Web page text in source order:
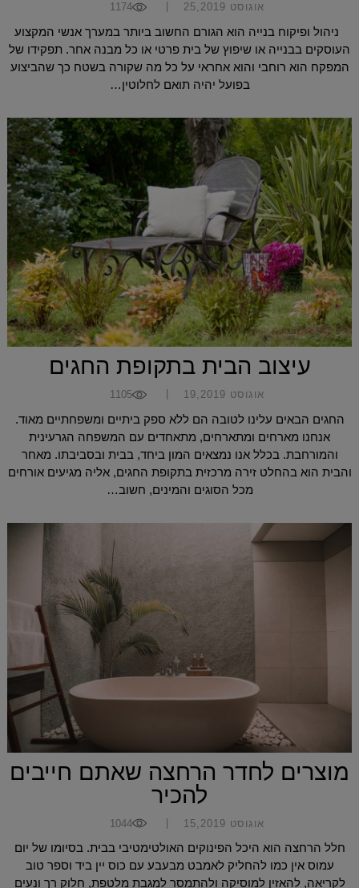
אוגוסט 25,2019 1174
ניהול ופיקוח בנייה הוא הגורם החשוב ביותר במערך אנשי המקצוע
העוסקים בבנייה או שיפוץ של בית פרטי או כל מבנה אחר. תפקידו של
המפקח הוא רוחבי והוא אחראי על כל מה שקורה בשטח כך שהביצוע
בפועל יהיה תואם לחלוטין…
עיצוב הבית בתקופת החגים
אוגוסט 19,2019 1105
החגים הבאים עלינו לטובה הם ללא ספק ביתיים ומשפחתיים מאוד.
אנחנו מארחים ומתארחים, מתאחדים עם המשפחה הגרעינית
והמורחבת. בכלל אנו נמצאים המון ביחד, בבית ובסביבתו. מאחר
והבית הוא בהחלט זירה מרכזית בתקופת החגים, אליה מגיעים אורחים
מכל הסוגים והמינים, חשוב…
מוצרים לחדר הרחצה שאתם חייבים
להכיר
אוגוסט 15,2019 1044
חלל הרחצה הוא היכל הפינוקים האולטימטיבי בבית. בסיומו של יום
עמוס אין כמו להחליק לאמבט מבעבע עם כוס יין ביד וספר טוב
לקריאה, להאזין למוסיקה ולהתמסר למגבת מלטפת, חלוק רך ונעים